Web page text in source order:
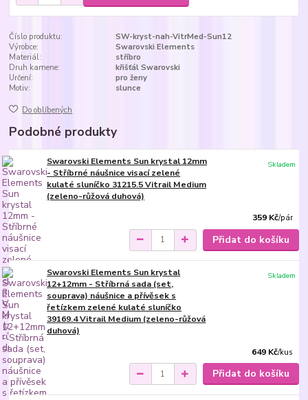
Číslo produktu:
SW-kryst-nah-VitrMed-Sun12
Výrobce:
Swarovski Elements
Materiál:
stříbro
Druh kamene:
křišťál Swarovski
Určení:
pro ženy
Motiv:
slunce
Do oblíbených
Podobné produkty
Swarovski Elements Sun krystal 12mm
- Stříbrné náušnice visací zelené
kulaté sluníčko 31215.5 Vitrail Medium
(zeleno-růžová duhová)
359 Kč/pár
Skladem
Přidat do košíku
Swarovski Elements Sun krystal
12+12mm - Stříbrná sada (set,
souprava) náušnice a přívěsek s
řetízkem zelené kulaté sluníčko
39169.4 Vitrail Medium (zeleno-růžová
duhová)
649 Kč/kus
Skladem
Přidat do košíku